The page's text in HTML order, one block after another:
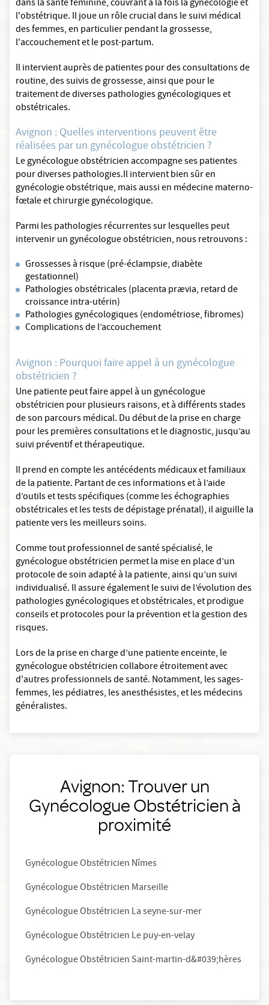
dans la santé féminine, couvrant à la fois la gynécologie et
l'obstétrique. Il joue un rôle crucial dans le suivi médical
des femmes, en particulier pendant la grossesse,
l'accouchement et le post-partum.
Il intervient auprès de patientes pour des consultations de
routine, des suivis de grossesse, ainsi que pour le
traitement de diverses pathologies gynécologiques et
obstétricales.
Avignon : Quelles interventions peuvent être
réalisées par un gynécologue obstétricien ?
Le gynécologue obstétricien accompagne ses patientes
pour diverses pathologies.Il intervient bien sûr en
gynécologie obstétrique, mais aussi en médecine materno-
fœtale et chirurgie gynécologique.
Parmi les pathologies récurrentes sur lesquelles peut
intervenir un gynécologue obstétricien, nous retrouvons :
Grossesses à risque (pré-éclampsie, diabète
gestationnel)
Pathologies obstétricales (placenta prævia, retard de
croissance intra-utérin)
Pathologies gynécologiques (endométriose, fibromes)
Complications de l’accouchement
Avignon : Pourquoi faire appel à un gynécologue
obstétricien ?
Une patiente peut faire appel à un gynécologue
obstétricien pour plusieurs raisons, et à différents stades
de son parcours médical. Du début de la prise en charge
pour les premières consultations et le diagnostic, jusqu’au
suivi préventif et thérapeutique.
Il prend en compte les antécédents médicaux et familiaux
de la patiente. Partant de ces informations et à l’aide
d’outils et tests spécifiques (comme les échographies
obstétricales et les tests de dépistage prénatal), il aiguille la
patiente vers les meilleurs soins.
Comme tout professionnel de santé spécialisé, le
gynécologue obstétricien permet la mise en place d’un
protocole de soin adapté à la patiente, ainsi qu’un suivi
individualisé. Il assure également le suivi de l’évolution des
pathologies gynécologiques et obstétricales, et prodigue
conseils et protocoles pour la prévention et la gestion des
risques.
Lors de la prise en charge d’une patiente enceinte, le
gynécologue obstétricien collabore étroitement avec
d'autres professionnels de santé. Notamment, les sages-
femmes, les pédiatres, les anesthésistes, et les médecins
généralistes.
Avignon: Trouver un
Gynécologue Obstétricien à
proximité
Gynécologue Obstétricien Nîmes
Gynécologue Obstétricien Marseille
Gynécologue Obstétricien La seyne-sur-mer
Gynécologue Obstétricien Le puy-en-velay
Gynécologue Obstétricien Saint-martin-d&#039;hères